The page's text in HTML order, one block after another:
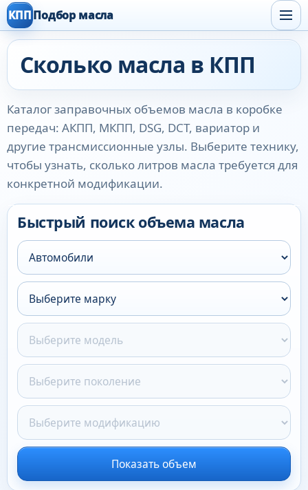
КПППодбор масла
Сколько масла в КПП
Каталог заправочных объемов масла в коробке
передач: АКПП, МКПП, DSG, DCT, вариатор и
другие трансмиссионные узлы. Выберите технику,
чтобы узнать, сколько литров масла требуется для
конкретной модификации.
Быстрый поиск объема масла
Показать объем